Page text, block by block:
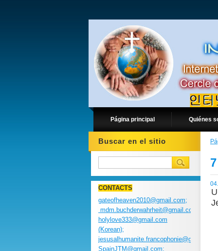
Página principal Quiénes
Buscar en el sitio
CONTACTS
gateofheaven2010@gmail.com;
mdm.buchderwahrheit@gmail.com;
holylove333@gmail.com
(Korean);
SpainJTM@gmail.com;